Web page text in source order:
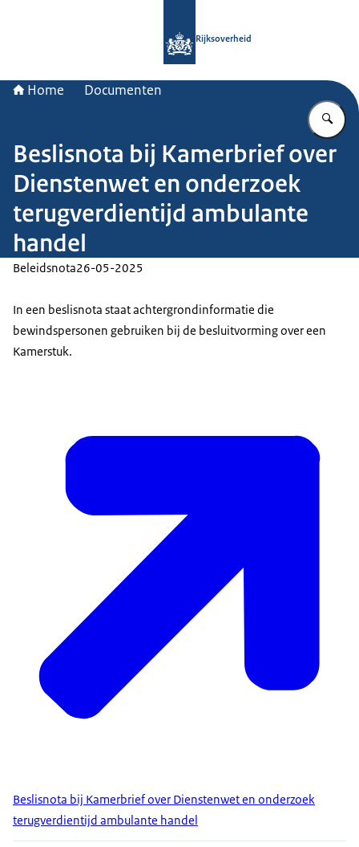
Rijksoverheid
Home Documenten
Beslisnota bij Kamerbrief over
Dienstenwet en onderzoek
terugverdientijd ambulante
handel
Beleidsnota26-05-2025
In een beslisnota staat achtergrondinformatie die
bewindspersonen gebruiken bij de besluitvorming over een
Kamerstuk.
Beslisnota bij Kamerbrief over Dienstenwet en onderzoek
terugverdientijd ambulante handel